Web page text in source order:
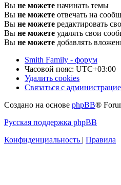
Вы не можете начинать темы
Вы не можете отвечать на
Вы не можете редактировать
Вы не можете удалять свои
Вы не можете добавлять
Smith Family - форум
Часовой пояс: UTC+03:00
Удалить cookies
Связаться с
Создано на основе phpBB®
Русская поддержка phpBB
Конфиденциальность | Правила